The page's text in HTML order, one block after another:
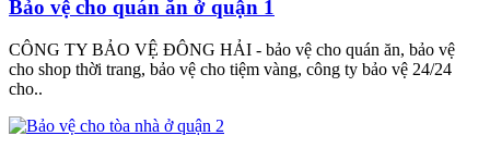
Bảo vệ cho quán ăn ở quận 1
CÔNG TY BẢO VỆ ĐÔNG HẢI - bảo vệ cho quán ăn, bảo vệ
cho shop thời trang, bảo vệ cho tiệm vàng, công ty bảo vệ 24/24
cho..